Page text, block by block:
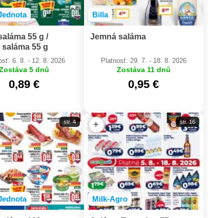
55 g /
saláma 55 g
6. 8. - 12. 8. 2026
5 dnů
0,89 €
Billa
Jemná saláma
Platnosť: 29. 7. - 18. 8. 2026
Zostáva 11 dnů
0,95 €
str. 4 +
Milk-Agro
str. 16